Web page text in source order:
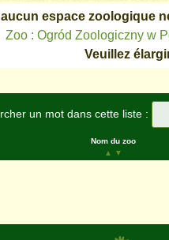
espace zoologique
Zoo : Ogród Zoologiczny w
Veuillez
un mot dans cette liste :
Nom du zoo
▲
▼